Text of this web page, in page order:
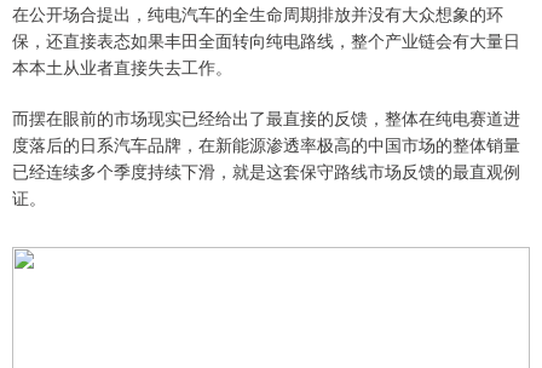
在公开场合提出，纯电汽车的全生命周期排放并没有大众想象的环
保，还直接表态如果丰田全面转向纯电路线，整个产业链会有大量日
本本土从业者直接失去工作。
而摆在眼前的市场现实已经给出了最直接的反馈，整体在纯电赛道进
度落后的日系汽车品牌，在新能源渗透率极高的中国市场的整体销量
已经连续多个季度持续下滑，就是这套保守路线市场反馈的最直观例
证。